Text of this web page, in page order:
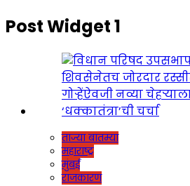
Post Widget 1
ताज्या बातम्या
महाराष्ट्र
मुंबई
राजकारण